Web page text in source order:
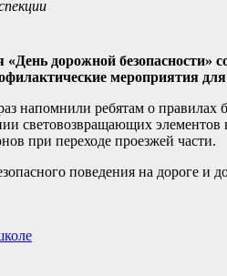
дорожной безопасности»
мероприятия
напомнили ребятам о правилах
световозвращающих
при переходе проезжей части.
поведения на дороге и